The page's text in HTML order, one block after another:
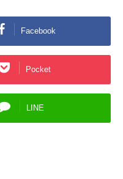
Facebook
Pocket
LINE